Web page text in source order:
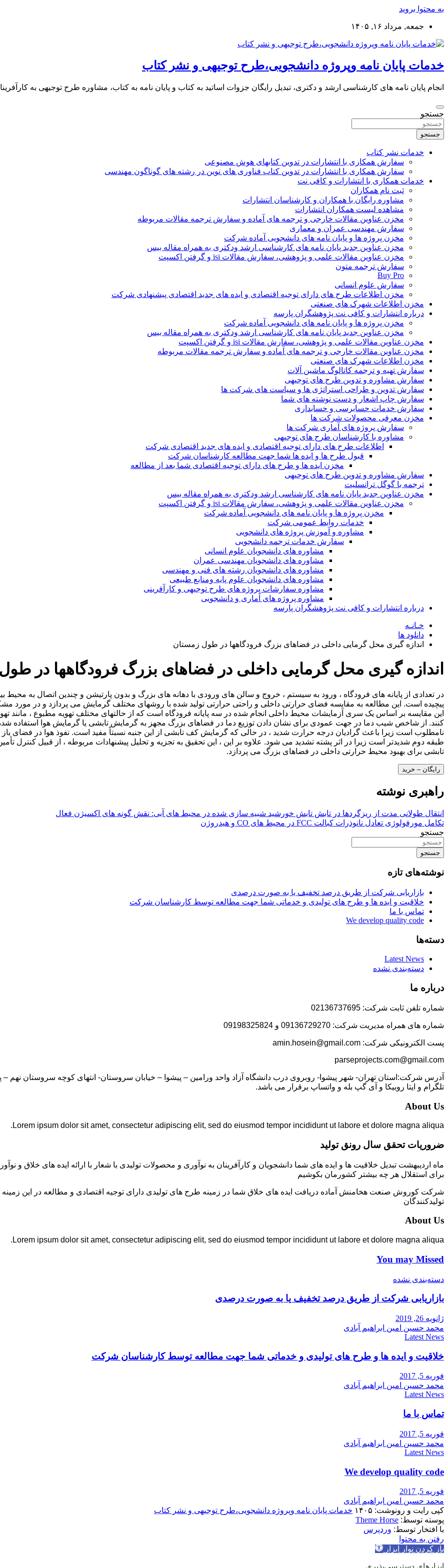
به محتوا بروید
جمعه, مرداد ۱۶, ۱۴۰۵
خدمات پایان نامه وپروژه دانشجویی،طرح توجیهی و نشر کتاب
انجام پایان نامه های کارشناسی ارشد و دکتری، تبدیل رایگان جزوات اساتید به کتاب و پایان نامه به کتاب، مشاوره طرح توجیهی به
جستجو
جستجو
خدمات نشر کتاب
سفارش همکاری با انتشارات در تدوین کتابهای هوش مصنوعی
سفارش همکاری با انتشارات در تدوین کتاب فناوری های نوین در رشته های گوناگون مهندسی
خدمات همکاری با انتشارات و کافی نت
ثبت نام همکاران
مشاوره رایگان با همکاران و کارشناسان انتشارات
مشاهده لیست همکاران انتشارات
مخزن عناوین مقالات خارجی و ترجمه های آماده و سفارش ترجمه مقالات مربوطه
سفارش مهندسی عمران و معماری
مخزن پروژه ها و پایان نامه های دانشجویی آماده شرکت
مخزن عناوین جدید پایان نامه های کارشناسی ارشد ودکتری به همراه مقاله بیس
مخزن عناوین مقالات علمی و پژوهشی، سفارش مقالات isi و گرفتن اکسپت
سفارش ترجمه متون
Buy Pro
سفارش علوم انسانی
مخزن اطلاعات طرح های دارای توجیه اقتصادی و ایده های جدید اقتصادی پیشنهادی شرکت
مخزن اطلاعات شهرک های صنعتی
درباره انتشارات و کافی نت پژوهشگران پارسه
مخزن پروژه ها و پایان نامه های دانشجویی آماده شرکت
مخزن عناوین جدید پایان نامه های کارشناسی ارشد ودکتری به همراه مقاله بیس
مخزن عناوین مقالات علمی و پژوهشی، سفارش مقالات isi و گرفتن اکسپت
مخزن عناوین مقالات خارجی و ترجمه های آماده و سفارش ترجمه مقالات مربوطه
مخزن اطلاعات شهرک های صنعتی
سفارش تهیه و ترجمه کاتالوگ ماشین آلات
سفارش مشاوره و تدوین طرح های توجیهی
سفارش تدوین و طراحی استراتژی ها و سیاست های شرکت ها
سفارش چاپ اشعار و دست نوشته های شما
سفارش خدمات حسابرسی و حسابداری
مخزن معرفی محصولات شرکت ها
سفارش پروژه های آماری شرکت ها
مشاوره با کارشناسان طرح های توجیهی
اطلاعات طرح های دارای توجیه اقتصادی و ایده های جدید اقتصادی شرکت
قبول طرح ها و ایده ها شما جهت مطالعه کارشناسان شرکت
مخزن ایده ها و طرح های دارای توجیه اقتصادی شما بعد از مطالعه
سفارش مشاوره و تدوین طرح های توجیهی
ترجمه با گوگل ترانسلیت
مخزن عناوین جدید پایان نامه های کارشناسی ارشد ودکتری به همراه مقاله بیس
مخزن عناوین مقالات علمی و پژوهشی، سفارش مقالات isi و گرفتن اکسپت
مخزن پروژه ها و پایان نامه های دانشجویی آماده شرکت
خدمات روابط عمومی شرکت
مشاوره و آموزش پروژه های دانشجویی
سفارش خدمات ترجمه دانشجویی
مشاوره های دانشجویان علوم انسانی
مشاوره های دانشجویان مهندسی عمران
مشاوره های دانشجویان رشته های فنی و مهندسی
مشاوره های دانشجویان علوم پایه ومنابع طبیعی
مشاوره سفارشات پروژه های طرح توجیهی و کارآفرینی
مشاوره پروژه های آماری و دانشجویی
درباره انتشارات و کافی نت پژوهشگران پارسه
خـانـه
دانلود ها
اندازه گیری محل گرمایی داخلی در فضاهای بزرگ فرودگاهها در طول زمستان
اندازه گیری محل گرمایی داخلی در فضاهای بزرگ فرودگاهها در
در تعدادی از پایانه های فرودگاه ، ورود به سیستم ، خروج و سالن های ورودی با دهانه های بزرگ و بدون پارتیشن و چندین اتصال به
پیچیده است. این مطالعه به مقایسه فضای حرارتی داخلی و راحتی حرارتی تولید شده با روشهای مختلف گرمایش می پردازد و در مورد
این مقایسه بر اساس یک سری آزمایشات محیط داخلی انجام شده در سه پایانه فرودگاه است که از حالتهای مختلف تهویه مطبوع ، مانند
کنند. از شاخص شیب دما در جهت عمودی برای نشان دادن توزیع دما در فضاهای بزرگ مجهز به گرمایش تابشی یا گرمایش هوا استفاده
نامطلوب است زیرا باعث گرادیان درجه حرارت شدید ، در حالی که گرمایش کف تابشی از این جنبه نسبتاً مفید است. نفوذ هوا در فضای باز
طبقه دوم شدیدتر است زیرا در اثر پشته تشدید می شود. علاوه بر این ، این تحقیق به تجزیه و تحلیل پیشنهادات مربوطه ، از قبیل کنترل
تابشی برای بهبود محیط حرارتی داخلی در فضاهای بزرگ می پردازد.
رایگان – خرید
راهبری نوشته
انتقال طولانی مدت از ریزگردها در تابش تابش خورشید شبیه سازی شده در محیط های آبی: نقش گونه های اکسیژن فعال
تکامل مورفولوژی تعادل نانوذرات کبالت FCC در محیط های CO و هیدروژن
جستجو
جستجو
نوشته‌های تازه
بازاریابی شرکت از طریق درصد تخفیف یا به صورت درصدی
خلاقیت و ایده ها و طرح های تولیدی و خدماتی شما جهت مطالعه توسط کارشناسان شرکت
تماس با ما
We develop quality code
دسته‌ها
Latest News
دسته‌بندی نشده
درباره ما
شماره تلفن ثابت شرکت: 02136737695
شماره های همراه مدیریت شرکت: 09136729270 و 09198325824
پست الکترونیکی شرکت: amin.hosein@gmail.com
parseprojects.com@gmail.com
تلگرام و ایتا روبیکا و آی گپ بله و واتساپ برقرار می باشد.
About Us
Lorem ipsum dolor sit amet, consectetur adipiscing elit, sed do eiusmod tempor incididunt ut labore et dolore magna aliqua.
ضروریات تحقق سال رونق تولید
ماه اردیبهشت تبدیل خلاقیت ها و ایده های شما دانشجویان و کارآفرینان به نوآوری و محصولات تولیدی با شعار با ارائه ایده های خلاق
برای استقلال هر چه بیشتر کشورمان بکوشیم
شرکت کوروش صنعت هخامنش آماده دریافت ایده های خلاق شما در زمینه طرح های تولیدی دارای توجیه اقتصادی و مطالعه در این
تولیدکنندگان
About Us
Lorem ipsum dolor sit amet, consectetur adipiscing elit, sed do eiusmod tempor incididunt ut labore et dolore magna aliqua.
You may Missed
دسته‌بندی نشده
بازاریابی شرکت از طریق درصد تخفیف یا به صورت درصدی
ژانویه 26, 2019
محمد حسین امین ابراهیم آبادی
Latest News
خلاقیت و ایده ها و طرح های تولیدی و خدماتی شما جهت مطالعه توسط کارشناسان شرکت
فوریه 5, 2017
محمد حسین امین ابراهیم آبادی
Latest News
تماس با ما
فوریه 5, 2017
محمد حسین امین ابراهیم آبادی
Latest News
We develop quality code
فوریه 5, 2017
محمد حسین امین ابراهیم آبادی
کپی رایت و رونوشت: ۱۴۰۵
خدمات پایان نامه وپروژه دانشجویی،طرح توجیهی و نشر کتاب
پوسته توسط: Theme Horse
با افتخار توسط: وردپرس
رفتن به محتوا
باز کردن نوار ابزار